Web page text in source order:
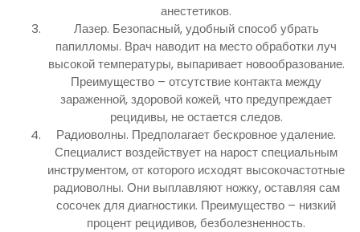
анестетиков.
Лазер. Безопасный, удобный способ убрать
папилломы. Врач наводит на место обработки луч
высокой температуры, выпаривает новообразование.
Преимущество – отсутствие контакта между
зараженной, здоровой кожей, что предупреждает
рецидивы, не остается следов.
Радиоволны. Предполагает бескровное удаление.
Специалист воздействует на нарост специальным
инструментом, от которого исходят высокочастотные
радиоволны. Они выплавляют ножку, оставляя сам
сосочек для диагностики. Преимущество – низкий
процент рецидивов, безболезненность.